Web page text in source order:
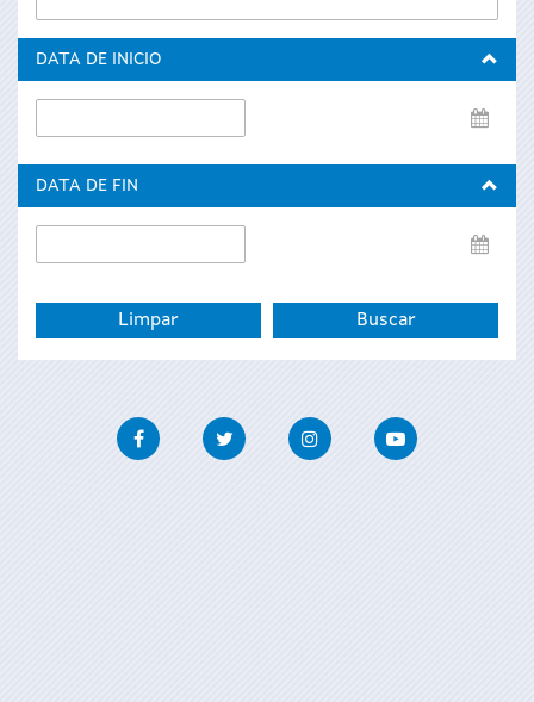
DATA DE INICIO
de
DATA DE FIN
de
FacebookTwitter InstagramYoutube